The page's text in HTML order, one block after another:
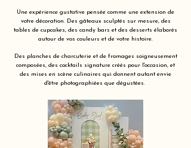
Une expérience gustative pensée comme une extension de
votre décoration. Des gâteaux sculptés sur mesure, des
tables de cupcakes, des candy bars et des desserts élaborés
autour de vos couleurs et de votre histoire.
Des planches de charcuterie et de fromages soigneusement
composées, des cocktails signature créés pour l'occasion, et
des mises en scène culinaires qui donnent autant envie
d'être photographiées que dégustées.